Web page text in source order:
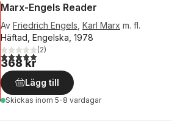
Marx-Engels Reader
Av Friedrich Engels Karl Marx m. fl.
Häftad, Engelska, 1978
5,0utav 5 stjärnor. Totalt antal röster:
(2)
368 kr
Lägg till
Skickas inom 5-8 vardagar